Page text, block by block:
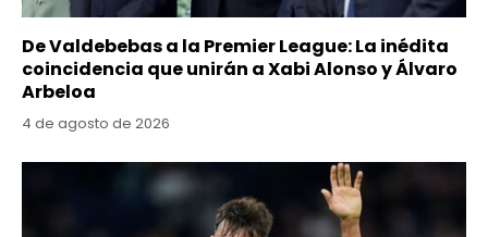
De Valdebebas a la Premier League: La inédita
coincidencia que unirán a Xabi Alonso y Álvaro
Arbeloa
4 de agosto de 2026